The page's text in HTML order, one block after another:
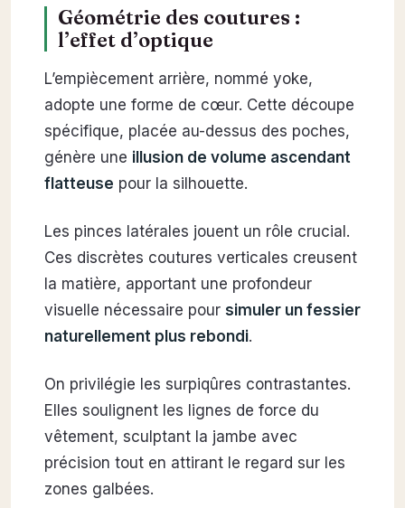
Géométrie des coutures :
l’effet d’optique
L’empiècement arrière, nommé yoke,
adopte une forme de cœur. Cette découpe
spécifique, placée au-dessus des poches,
génère une illusion de volume ascendant
flatteuse pour la silhouette.
Les pinces latérales jouent un rôle crucial.
Ces discrètes coutures verticales creusent
la matière, apportant une profondeur
visuelle nécessaire pour simuler un fessier
naturellement plus rebondi.
On privilégie les surpiqûres contrastantes.
Elles soulignent les lignes de force du
vêtement, sculptant la jambe avec
précision tout en attirant le regard sur les
zones galbées.